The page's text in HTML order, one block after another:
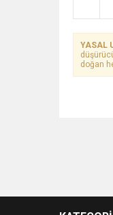
YASAL
doğan